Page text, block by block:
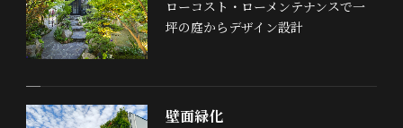
ローコスト・ローメンテナンスで一
坪の庭からデザイン設計
壁面緑化